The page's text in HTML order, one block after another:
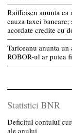
Raiffeisen anunta
cauza taxei
acordate credite cu
Tariceanu anunta
ROBOR-ul ar putea
Statistici BNR
Deficitul contului
ale anului